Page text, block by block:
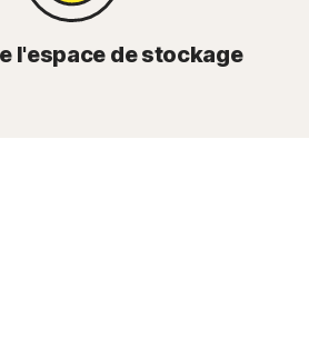
l'espace de stockage